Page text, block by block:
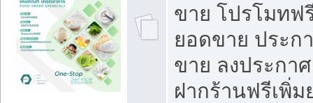
ขาย โปรโมทฟ
ยอดขาย ประก
ขาย ลงประกา
ฝากร้านฟรีเพิ่ม